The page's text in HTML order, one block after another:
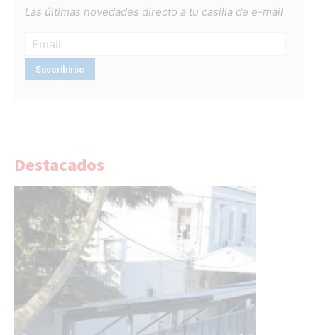
Las últimas novedades directo a tu casilla de e-mail
Destacados